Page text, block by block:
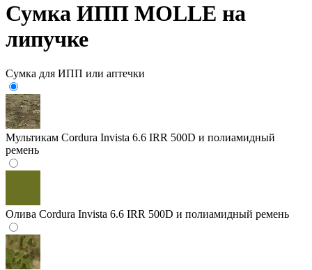
Сумка ИПП MOLLE на
липучке
Сумка для ИПП или аптечки
Мультикам Cordura Invista 6.6 IRR 500D и полиамидный
ремень
Олива Cordura Invista 6.6 IRR 500D и полиамидный ремень